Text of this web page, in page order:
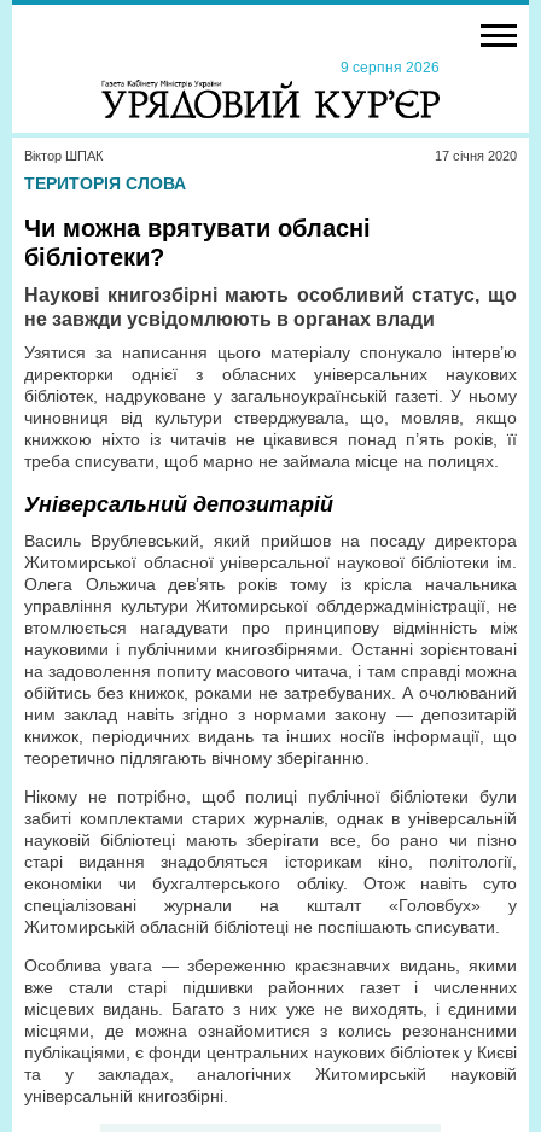
9 серпня 2026
Віктор ШПАК 17 сiчня 2020
ТЕРИТОРІЯ СЛОВА
Чи можна врятувати обласні
бібліотеки?
Наукові книгозбірні мають особливий статус, що
не завжди усвідомлюють в органах влади
Узятися за написання цього матеріалу спонукало інтерв’ю
директорки однієї з обласних універсальних наукових
бібліотек, надруковане у загальноукраїнській газеті. У ньому
чиновниця від культури стверджувала, що, мовляв, якщо
книжкою ніхто із читачів не цікавився понад п’ять років, її
треба списувати, щоб марно не займала місце на полицях.
Універсальний депозитарій
Василь Врублевський, який прийшов на посаду директора
Житомирської обласної універсальної наукової бібліотеки ім.
Олега Ольжича дев’ять років тому із крісла начальника
управління культури Житомирської облдержадміністрації, не
втомлюється нагадувати про принципову відмінність між
науковими і публічними книгозбірнями. Останні зорієнтовані
на задоволення попиту масового читача, і там справді можна
обійтись без книжок, роками не затребуваних. А очолюваний
ним заклад навіть згідно з нормами закону — депозитарій
книжок, періодичних видань та інших носіїв інформації, що
теоретично підлягають вічному зберіганню.
Нікому не потрібно, щоб полиці публічної бібліотеки були
забиті комплектами старих журналів, однак в універсальній
науковій бібліотеці мають зберігати все, бо рано чи пізно
старі видання знадобляться історикам кіно, політології,
економіки чи бухгалтерського обліку. Отож навіть суто
спеціалізовані журнали на кшталт «Головбух» у
Житомирській обласній бібліотеці не поспішають списувати.
Особлива увага — збереженню краєзнавчих видань, якими
вже стали старі підшивки районних газет і численних
місцевих видань. Багато з них уже не виходять, і єдиними
місцями, де можна ознайомитися з колись резонансними
публікаціями, є фонди центральних наукових бібліотек у Києві
та у закладах, аналогічних Житомирській науковій
універсальній книгозбірні.